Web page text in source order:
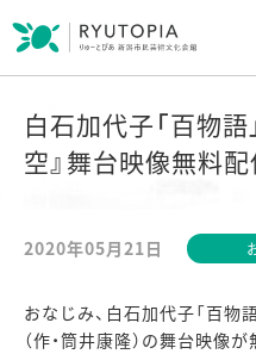
白石加代子「百物
空』舞台映像無料配
2020年05月21日
おなじみ、白石加代子「百物
（作・筒井康隆）の舞台映像